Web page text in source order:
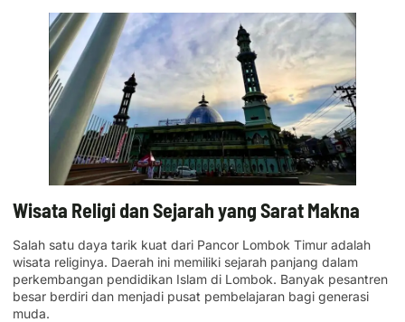
Wisata Religi dan Sejarah yang Sarat Makna
Salah satu daya tarik kuat dari Pancor Lombok Timur adalah
wisata religinya. Daerah ini memiliki sejarah panjang dalam
perkembangan pendidikan Islam di Lombok. Banyak pesantren
besar berdiri dan menjadi pusat pembelajaran bagi generasi
muda.